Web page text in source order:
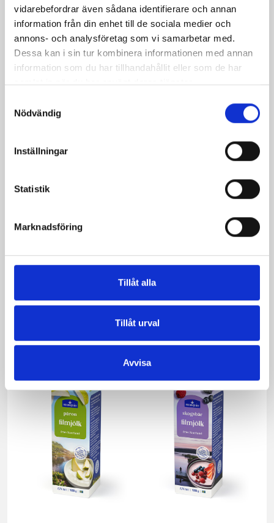
vidarebefordrar även sådana identifierare och annan
information från din enhet till de sociala medier och
annons- och analysföretag som vi samarbetar med.
Dessa kan i sin tur kombinera informationen med annan
information som du har tillhandahållit eller som de har
samlat in när du har använt deras tjänster.
Nödvändig
Inställningar
Statistik
Marknadsföring
Tillåt alla
Tillåt urval
Avvisa
grillad kyckling
smak av spiskummin
Produkter i receptet:
Mellanmjölk
Jordgubbsfil 2,7%